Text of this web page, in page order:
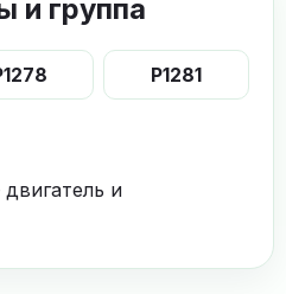
и группа
P1281
и